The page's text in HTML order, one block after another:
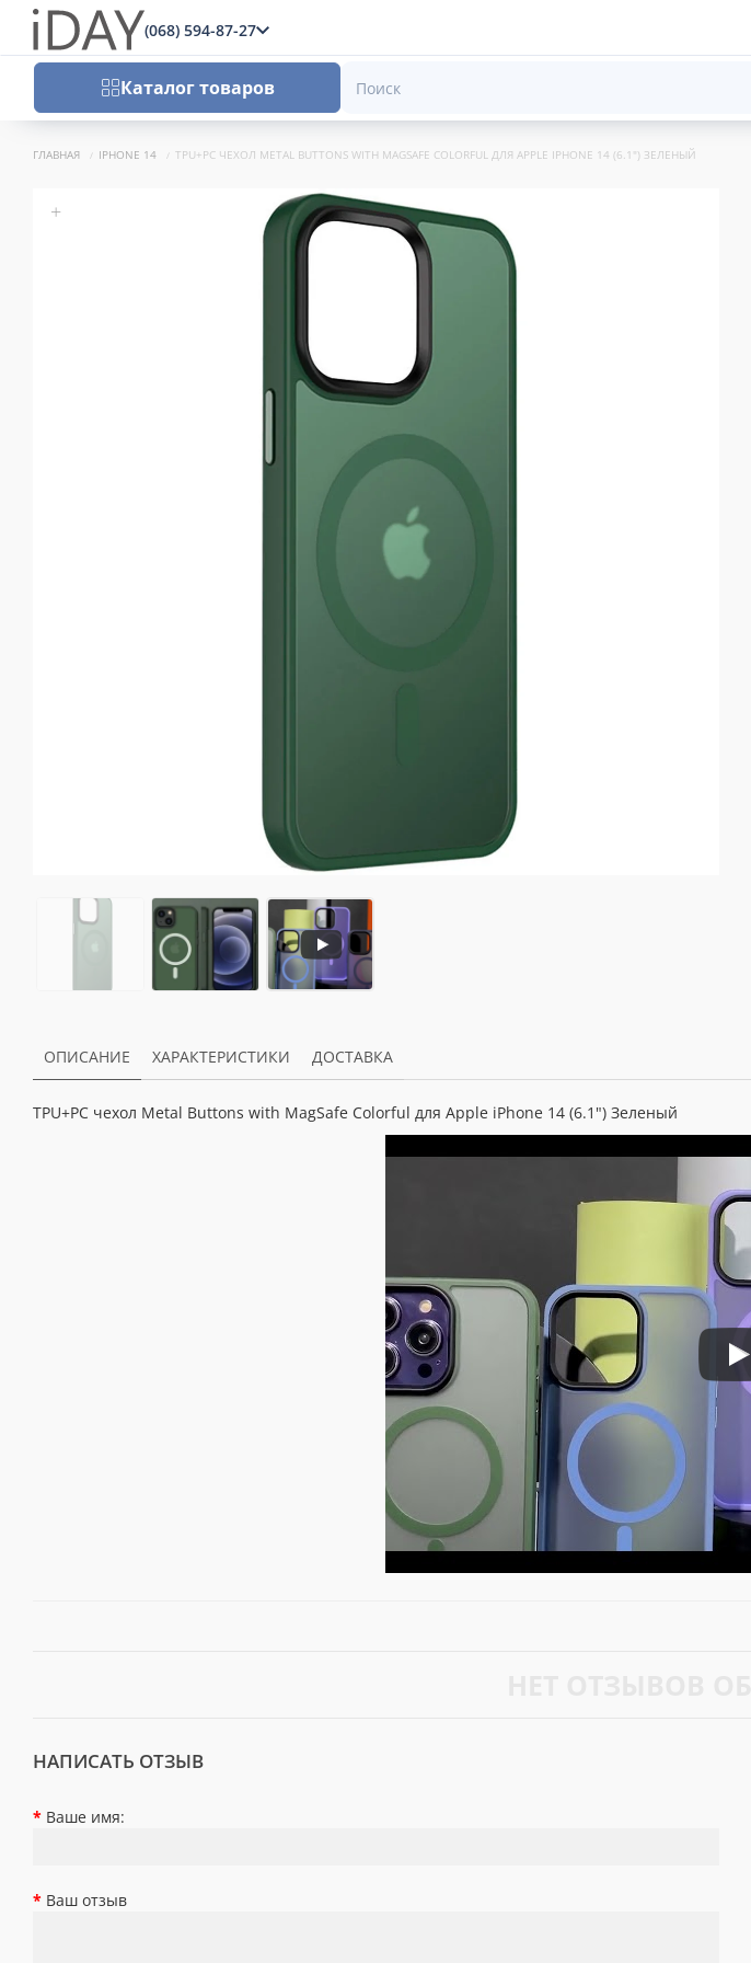
(068) 594-87-27
Каталог товаров
ГЛАВНАЯ IPHONE 14 TPU+PC ЧЕХОЛ METAL BUTTONS WITH MAGSAFE COLORFUL ДЛЯ APPLE IPHONE 14 (6.1") ЗЕЛЕНЫЙ
+
ОПИСАНИЕ ХАРАКТЕРИСТИКИ ДОСТАВКА
TPU+PC чехол Metal Buttons with MagSafe Colorful для Apple iPhone 14 (6.1") Зеленый
НАПИСАТЬ ОТЗЫВ
Ваше имя:
Ваш отзыв